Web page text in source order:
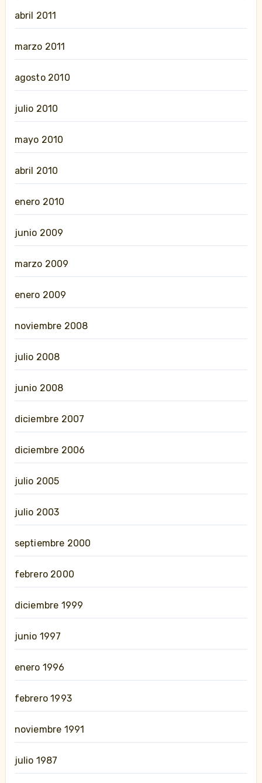
abril 2011
marzo 2011
agosto 2010
julio 2010
mayo 2010
abril 2010
enero 2010
junio 2009
marzo 2009
enero 2009
noviembre 2008
julio 2008
junio 2008
diciembre 2007
diciembre 2006
julio 2005
julio 2003
septiembre 2000
febrero 2000
diciembre 1999
junio 1997
enero 1996
febrero 1993
noviembre 1991
julio 1987